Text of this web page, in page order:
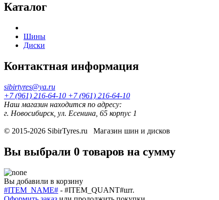
Каталог
Шины
Диски
Контактная информация
sibirtyres@ya.ru
+7 (961) 216-64-10 +7 (961) 216-64-10
Наш магазин находится по адресу:
г. Новосибирск, ул. Есенина, 65 корпус 1
© 2015-2026 SibirTyres.ru Магазин шин и дисков
Вы выбрали 0 товаров на сумму
Вы добавили в корзину
#ITEM_NAME# - #ITEM_QUANT#шт.